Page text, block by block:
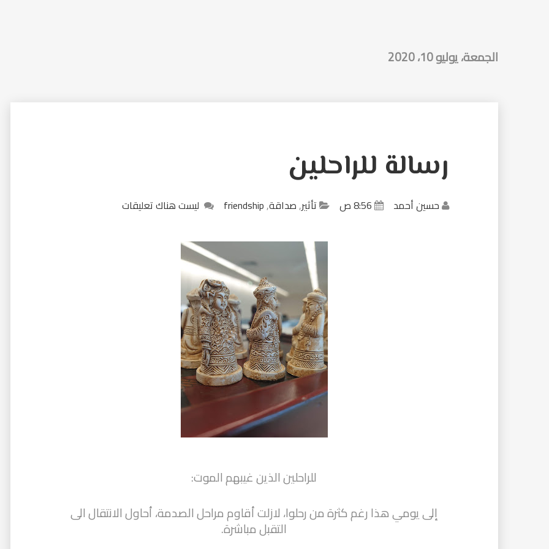
الجمعة، يوليو 10، 2020
رسالة للراحلين
حسين أحمد 8:56 ص تأثير,صداقة,
friendship ليست هناك تعليقات
للراحلين الذين غيبهم الموت:
إلى يومي هذا رغم كثرة من رحلوا، لازلت أقاوم مراحل الصدمة، أحاول الانتقال الى
التقبل مباشرة.